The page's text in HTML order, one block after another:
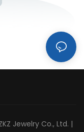
Jewelry Co., Ltd. |